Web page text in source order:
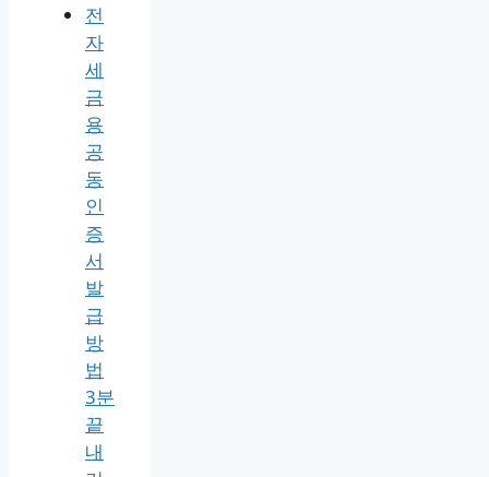
전
자
세
금
용
공
동
인
증
서
발
급
방
법
3분
끝
내